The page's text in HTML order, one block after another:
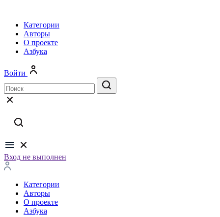
Категории
Авторы
О проекте
Азбука
Войти
Вход не выполнен
Категории
Авторы
О проекте
Азбука